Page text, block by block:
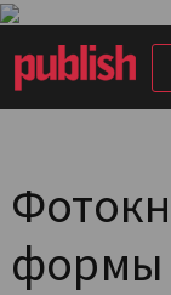
формы